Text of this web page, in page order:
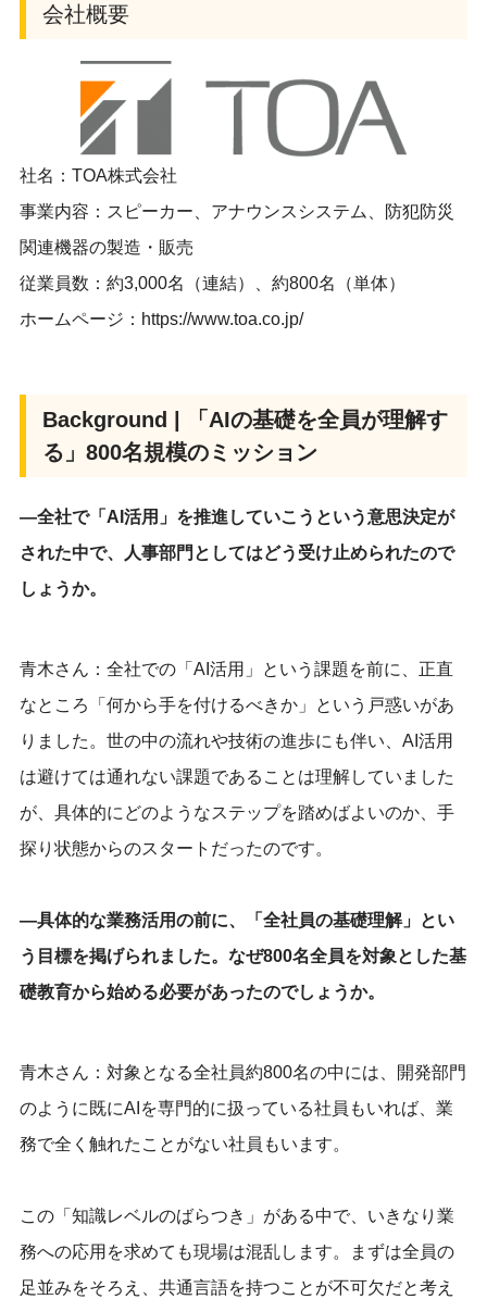
会社概要
社名：TOA株式会社
事業内容：スピーカー、アナウンスシステム、防犯防災
関連機器の製造・販売
従業員数：約3,000名（連結）、約800名（単体）
ホームページ：https://www.toa.co.jp/
Background | 「AIの基礎を全員が理解す
る」800名規模のミッション
―全社で「AI活用」を推進していこうという意思決定が
された中で、人事部門としてはどう受け止められたので
しょうか。
青木さん：全社での「AI活用」という課題を前に、正直
なところ「何から手を付けるべきか」という戸惑いがあ
りました。世の中の流れや技術の進歩にも伴い、AI活用
は避けては通れない課題であることは理解していました
が、具体的にどのようなステップを踏めばよいのか、手
探り状態からのスタートだったのです。
―具体的な業務活用の前に、「全社員の基礎理解」とい
う目標を掲げられました。なぜ800名全員を対象とした基
礎教育から始める必要があったのでしょうか。
青木さん：対象となる全社員約800名の中には、開発部門
のように既にAIを専門的に扱っている社員もいれば、業
務で全く触れたことがない社員もいます。
この「知識レベルのばらつき」がある中で、いきなり業
務への応用を求めても現場は混乱します。まずは全員の
足並みをそろえ、共通言語を持つことが不可欠だと考え